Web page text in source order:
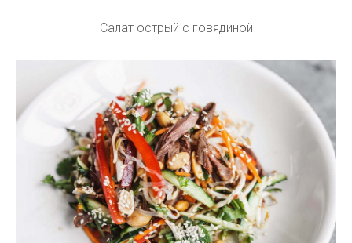
Салат острый с говядиной